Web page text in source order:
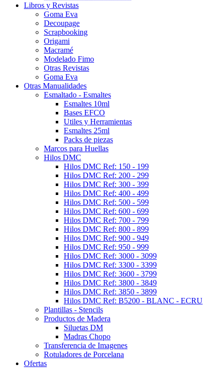
Libros y Revistas
Goma Eva
Decoupage
Scrapbooking
Origami
Macramé
Modelado Fimo
Otras Revistas
Goma Eva
Otras Manualidades
Esmaltado - Esmaltes
Esmaltes 10ml
Bases EFCO
Utiles y Herramientas
Esmaltes 25ml
Packs de piezas
Marcos para Huellas
Hilos DMC
Hilos DMC Ref: 150 - 199
Hilos DMC Ref: 200 - 299
Hilos DMC Ref: 300 - 399
Hilos DMC Ref: 400 - 499
Hilos DMC Ref: 500 - 599
Hilos DMC Ref: 600 - 699
Hilos DMC Ref: 700 - 799
Hilos DMC Ref: 800 - 899
Hilos DMC Ref: 900 - 949
Hilos DMC Ref: 950 - 999
Hilos DMC Ref: 3000 - 3099
Hilos DMC Ref: 3300 - 3399
Hilos DMC Ref: 3600 - 3799
Hilos DMC Ref: 3800 - 3849
Hilos DMC Ref: 3850 - 3899
Hilos DMC Ref: B5200 - BLANC - ECRU
Plantillas - Stencils
Productos de Madera
Siluetas DM
Madras Chopo
Transferencia de Imagenes
Rotuladores de Porcelana
Ofertas